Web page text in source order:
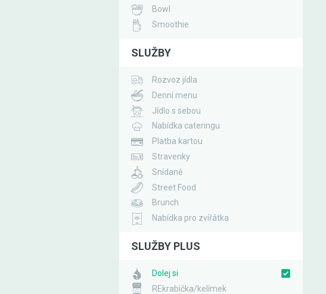
Bowl
Smoothie
SLUŽBY
Rozvoz jídla
Denní menu
Jídlo s sebou
Nabídka cateringu
Platba kartou
Stravenky
Snídaně
Street Food
Brunch
Nabídka pro zvířátka
SLUŽBY PLUS
Dolej si
REkrabička/kelímek